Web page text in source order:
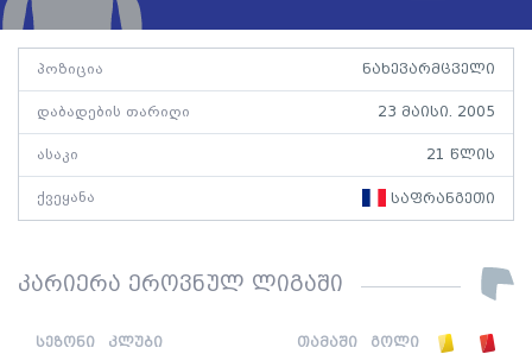
პოზიცია ნახევარმცველი
დაბადების თარიღი 23 მაისი. 2005
ასაკი 21 წლის
ქვეყანა საფრანგეთი
კარიერა ეროვნულ ლიგაში
სეზონი კლუბი თამაში გოლი